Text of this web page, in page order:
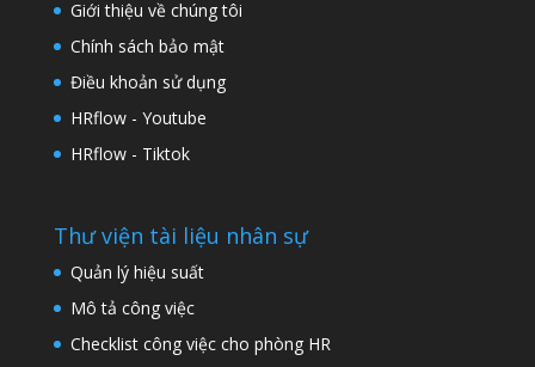
Giới thiệu về chúng tôi
Chính sách bảo mật
Điều khoản sử dụng
HRflow - Youtube
HRflow - Tiktok
Thư viện tài liệu nhân sự
Quản lý hiệu suất
Mô tả công việc
Checklist công việc cho phòng HR